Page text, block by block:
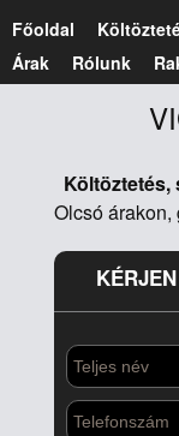
Főoldal
Árak
Rólunk
Költöztetés,
Olcsó
KÉRJEN